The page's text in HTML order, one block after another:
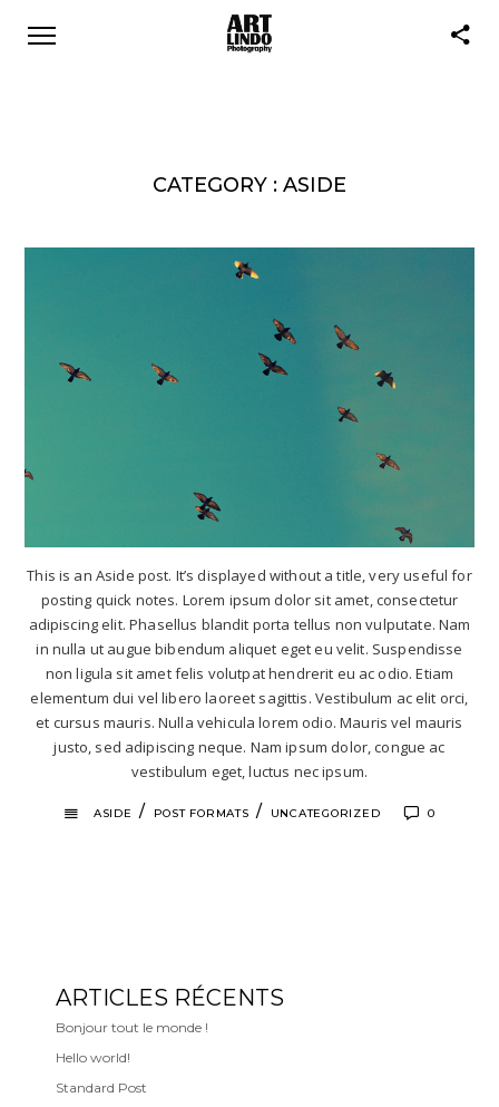
CATEGORY : ASIDE
This is an Aside post. It’s displayed without a title, very useful for
posting quick notes. Lorem ipsum dolor sit amet, consectetur
adipiscing elit. Phasellus blandit porta tellus non vulputate. Nam
in nulla ut augue bibendum aliquet eget eu velit. Suspendisse
non ligula sit amet felis volutpat hendrerit eu ac odio. Etiam
elementum dui vel libero laoreet sagittis. Vestibulum ac elit orci,
et cursus mauris. Nulla vehicula lorem odio. Mauris vel mauris
justo, sed adipiscing neque. Nam ipsum dolor, congue ac
vestibulum eget, luctus nec ipsum.
ASIDE / POST FORMATS / UNCATEGORIZED 0
ARTICLES RÉCENTS
Bonjour tout le monde !
Hello world!
Standard Post